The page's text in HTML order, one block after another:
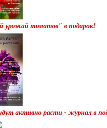
урожай томатов" в подарок!
активно расти - журнал в